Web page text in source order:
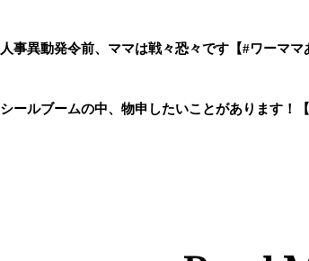
人事異動発令前、ママは戦々恐々です【#ワーママ
シールブームの中、物申したいことがあります！